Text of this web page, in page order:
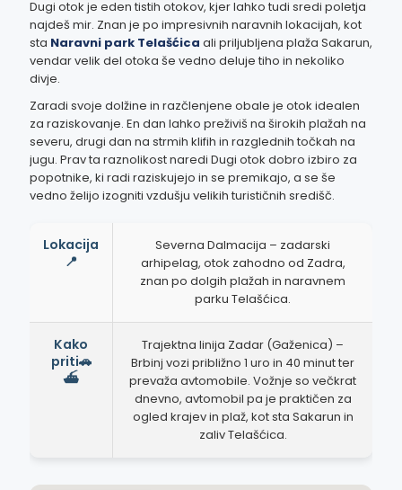
Dugi otok je eden tistih otokov, kjer lahko tudi sredi poletja
najdeš mir. Znan je po impresivnih naravnih lokacijah, kot
sta Naravni park Telašćica ali priljubljena plaža Sakarun,
vendar velik del otoka še vedno deluje tiho in nekoliko
divje.
Zaradi svoje dolžine in razčlenjene obale je otok idealen
za raziskovanje. En dan lahko preživiš na širokih plažah na
severu, drugi dan na strmih klifih in razglednih točkah na
jugu. Prav ta raznolikost naredi Dugi otok dobro izbiro za
popotnike, ki radi raziskujejo in se premikajo, a se še
vedno želijo izogniti vzdušju velikih turističnih središč.
Lokacija
📍
Severna Dalmacija – zadarski
arhipelag, otok zahodno od Zadra,
znan po dolgih plažah in naravnem
parku Telašćica.
Kako
priti🚗
⛴️
Trajektna linija Zadar (Gaženica) –
Brbinj vozi približno 1 uro in 40 minut ter
prevaža avtomobile. Vožnje so večkrat
dnevno, avtomobil pa je praktičen za
ogled krajev in plaž, kot sta Sakarun in
zaliv Telašćica.